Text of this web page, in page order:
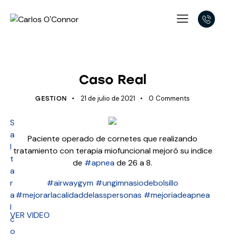
Caso Real
GESTION 21 de julio de 2021 0 Comments
S
a
l
t
a
r
a
l
c
o
Paciente operado de cornetes que realizando
tratamiento con terapia miofuncional mejoró su indice
de #apneade 26 a 8.
#airwaygym #ungimnasiodebolsillo
#mejorarlacalidaddelasspersonas #mejoriadeapnea
VER VIDEO